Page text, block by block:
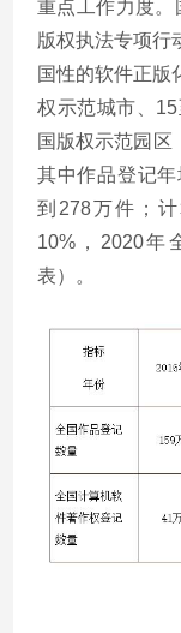
重点工作力度。
版权执法专项行
国性的软件正版
权示范城市、
国版权示范园区
其中作品登记
到278万件；
10%，2020年
表）。